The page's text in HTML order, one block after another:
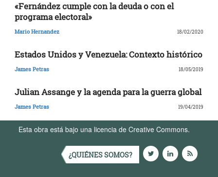
«Fernández cumple con la deuda o con el
programa electoral»
Mario Hernandez 18/02/2020
Estados Unidos y Venezuela: Contexto histórico
James Petras 18/05/2019
Julian Assange y la agenda para la guerra global
James Petras 19/04/2019
Esta obra está bajo una licencia de Creative Commons.
¿QUIÉNES SOMOS?